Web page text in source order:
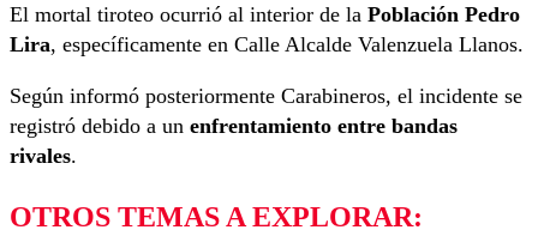
El mortal tiroteo ocurrió al interior de la Población Pedro
Lira, específicamente en Calle Alcalde Valenzuela Llanos.
Según informó posteriormente Carabineros, el incidente se
registró debido a un enfrentamiento entre bandas
rivales.
OTROS TEMAS A EXPLORAR: